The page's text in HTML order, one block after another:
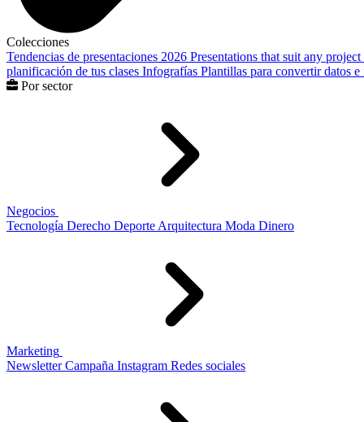
Colecciones
Tendencias de presentaciones 2026 Presentations that suit any project
planificación de tus clases Infografías Plantillas para convertir datos
Por sector
Negocios
Tecnología Derecho Deporte Arquitectura Moda Dinero
Marketing
Newsletter Campaña Instagram Redes sociales